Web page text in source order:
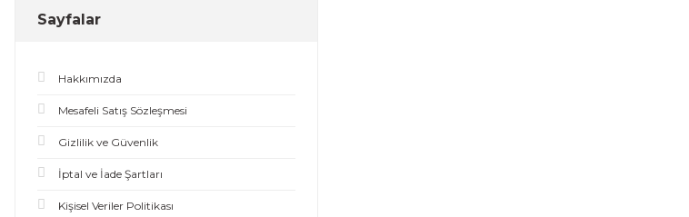
Sayfalar
Hakkımızda
Mesafeli Satış Sözleşmesi
Gizlilik ve Güvenlik
İptal ve İade Şartları
Kişisel Veriler Politikası